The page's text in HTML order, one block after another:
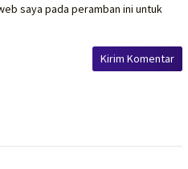
saya pada peramban ini untuk